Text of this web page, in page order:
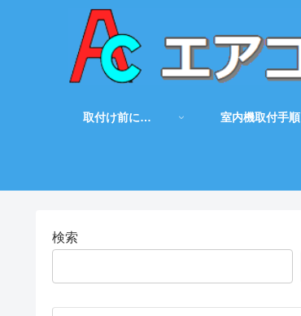
取付け前に… 室内機取付手順
検索